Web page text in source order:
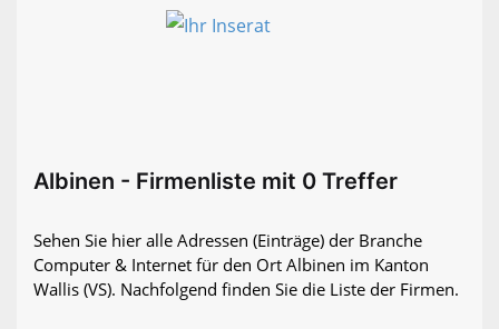
Albinen - Firmenliste mit 0 Treffer
Sehen Sie hier alle Adressen (Einträge) der Branche
Computer & Internet für den Ort Albinen im Kanton
Wallis (VS). Nachfolgend finden Sie die Liste der Firmen.